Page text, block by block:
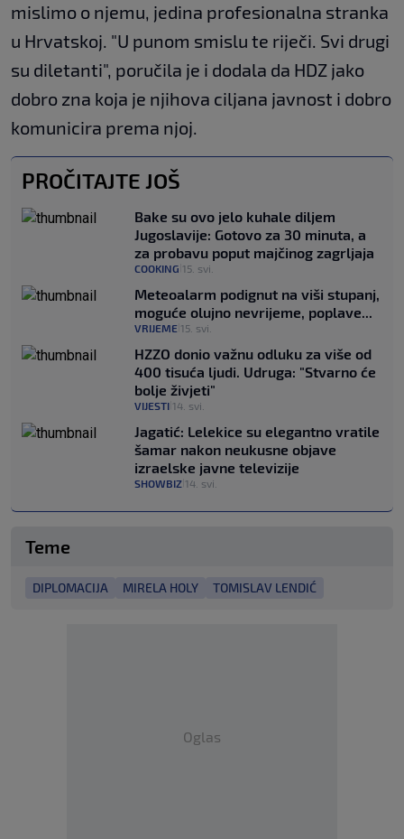
mislimo o njemu, jedina profesionalna stranka
u Hrvatskoj. "U punom smislu te riječi. Svi drugi
su diletanti", poručila je i dodala da HDZ jako
dobro zna koja je njihova ciljana javnost i dobro
komunicira prema njoj.
PROČITAJTE JOŠ
Bake su ovo jelo kuhale diljem
Jugoslavije: Gotovo za 30 minuta, a
za probavu poput majčinog zagrljaja
COOKING 15. svi.
Meteoalarm podignut na viši stupanj,
moguće olujno nevrijeme, poplave...
VRIJEME 15. svi.
HZZO donio važnu odluku za više od
400 tisuća ljudi. Udruga: "Stvarno će
bolje živjeti"
VIJESTI 14. svi.
Jagatić: Lelekice su elegantno vratile
šamar nakon neukusne objave
izraelske javne televizije
SHOWBIZ 14. svi.
Teme
DIPLOMACIJA MIRELA HOLY TOMISLAV LENDIĆ
Oglas